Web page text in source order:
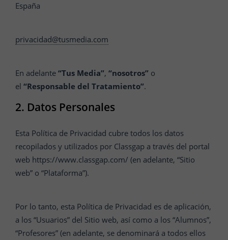
España
privacidad@tusmedia.com
En adelante “Tus Media”, “nosotros” o
el “Responsable del Tratamiento”.
2. Datos Personales
Esta Política de Privacidad cubre todos los datos
recopilados y utilizados por Classgap a través del portal
web https://www.classgap.com/ (en adelante, “Sitio
web” o “Plataforma”).
Por lo tanto, esta Política de Privacidad es de aplicación,
a los “Usuarios” del Sitio web, así como a los “Alumnos”,
“Profesores” (en adelante, se denominará a todos ellos